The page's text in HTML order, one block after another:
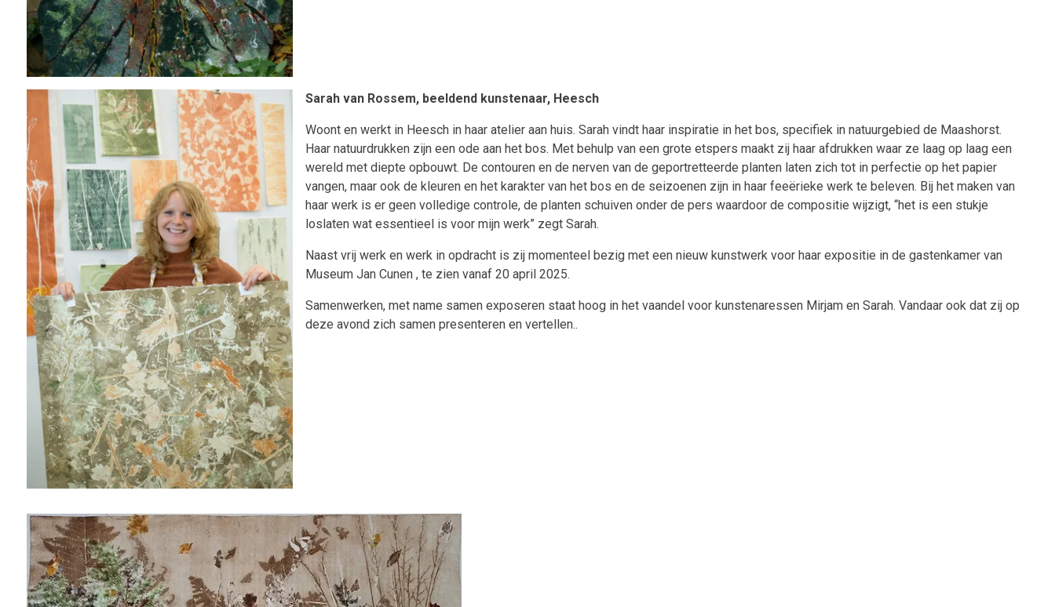
Sarah van Rossem, beeldend kunstenaar, Heesch
Woont en werkt in Heesch in haar atelier aan huis. Sarah vindt haar inspiratie in het bos, specifiek in natuurgebied de Maashorst.
Haar natuurdrukken zijn een ode aan het bos. Met behulp van een grote etspers maakt zij haar afdrukken waar ze laag op laag een
wereld met diepte opbouwt. De contouren en de nerven van de geportretteerde planten laten zich tot in perfectie op het papier
vangen, maar ook de kleuren en het karakter van het bos en de seizoenen zijn in haar feeërieke werk te beleven. Bij het maken van
haar werk is er geen volledige controle, de planten schuiven onder de pers waardoor de compositie wijzigt, “het is een stukje
loslaten wat essentieel is voor mijn werk” zegt Sarah.
Naast vrij werk en werk in opdracht is zij momenteel bezig met een nieuw kunstwerk voor haar expositie in de gastenkamer van
Museum Jan Cunen , te zien vanaf 20 april 2025.
Samenwerken, met name samen exposeren staat hoog in het vaandel voor kunstenaressen Mirjam en Sarah. Vandaar ook dat zij op
deze avond zich samen presenteren en vertellen..